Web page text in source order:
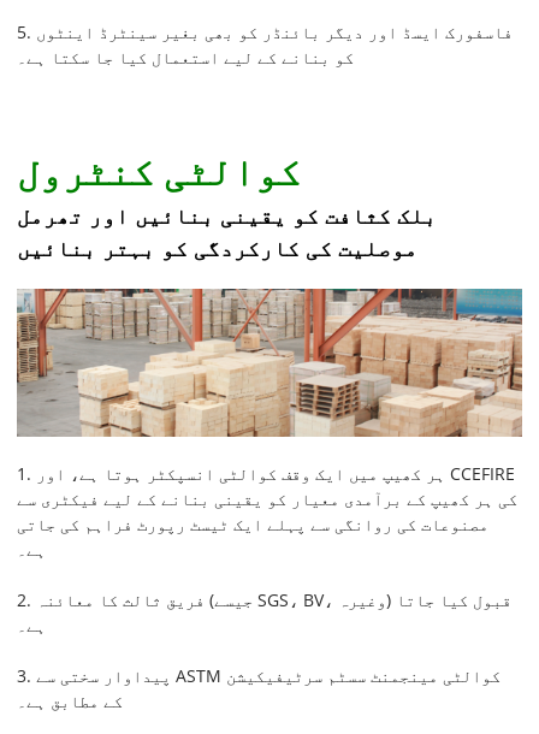
5. فاسفورک ایسڈ اور دیگر بائنڈر کو بھی بغیر سینٹرڈ اینٹوں
کو بنانے کے لیے استعمال کیا جا سکتا ہے۔
کوالٹی کنٹرول
بلک کثافت کو یقینی بنائیں اور تھرمل
موصلیت کی کارکردگی کو بہتر بنائیں
1. ہر کھیپ میں ایک وقف کوالٹی انسپکٹر ہوتا ہے، اور CCEFIRE
کی ہر کھیپ کے برآمدی معیار کو یقینی بنانے کے لیے فیکٹری سے
مصنوعات کی روانگی سے پہلے ایک ٹیسٹ رپورٹ فراہم کی جاتی
ہے۔
2. فریق ثالث کا معائنہ (جیسے SGS، BV، وغیرہ) قبول کیا جاتا
ہے۔
3. پیداوار سختی سے ASTM کوالٹی مینجمنٹ سسٹم سرٹیفیکیشن
کے مطابق ہے۔